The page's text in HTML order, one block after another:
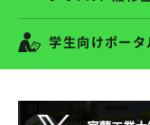
学生向けポータ